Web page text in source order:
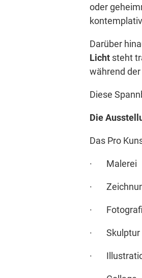
oder
Darüber
Licht steht
während der
Diese
Die
Das Pro
· Malerei
·
·
· Skulptur
·